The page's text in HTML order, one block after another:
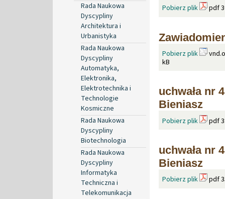
Rada Naukowa
Dyscypliny
Architektura i
Urbanistyka
Rada Naukowa
Dyscypliny
Automatyka,
Elektronika,
Elektrotechnika i
Technologie
Kosmiczne
Rada Naukowa
Dyscypliny
Biotechnologia
Rada Naukowa
Dyscypliny
Informatyka
Techniczna i
Telekomunikacja
Pobierz plik pdf
Pobierz plik
kB
uchwała nr
Bieniasz
Pobierz plik pdf
uchwała nr
Bieniasz
Pobierz plik pdf